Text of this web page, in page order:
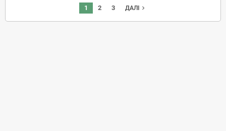
1 2 3 ДАЛІ navigate_next